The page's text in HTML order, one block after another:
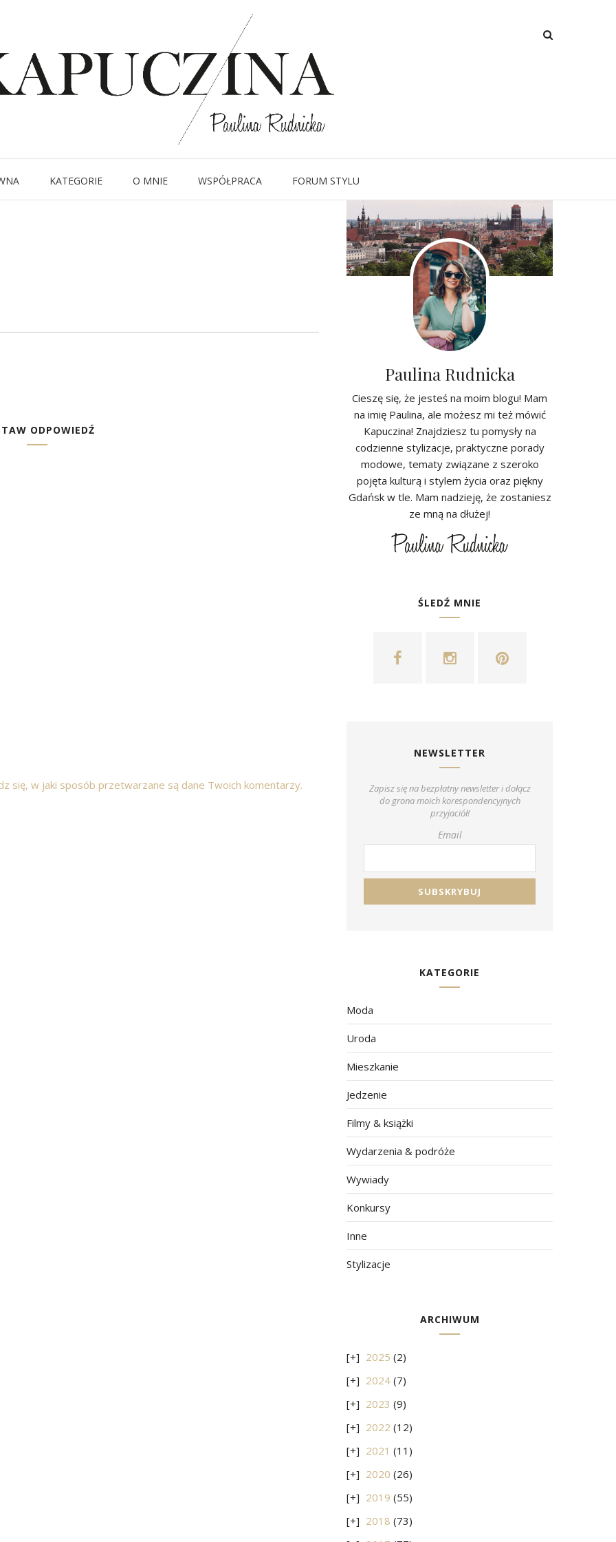
KATEGORIE O MNIE WSPÓŁPRACA FORUM STYLU
IMG_4263
Written byKapuczina in
ODPOWIEDŹ
się, w jaki sposób przetwarzane są dane Twoich komentarzy.
Paulina Rudnicka
Cieszę się, że jesteś na moim blogu! Mam
na imię Paulina, ale możesz mi też mówić
Kapuczina! Znajdziesz tu pomysły na
codzienne stylizacje, praktyczne porady
modowe, tematy związane z szeroko
pojęta kulturą i stylem życia oraz piękny
Gdańsk w tle. Mam nadzieję, że zostaniesz
ze mną na dłużej!
ŚLEDŹ MNIE
NEWSLETTER
Zapisz się na bezpłatny newsletter i dołącz
do grona moich korespondencyjnych
przyjaciół!
Email
KATEGORIE
Moda
Uroda
Mieszkanie
Jedzenie
Filmy & książki
Wydarzenia & podróże
Wywiady
Konkursy
Inne
Stylizacje
ARCHIWUM
2025 (2)
2024 (7)
2023 (9)
2022 (12)
2021 (11)
2020 (26)
2019 (55)
2018 (73)